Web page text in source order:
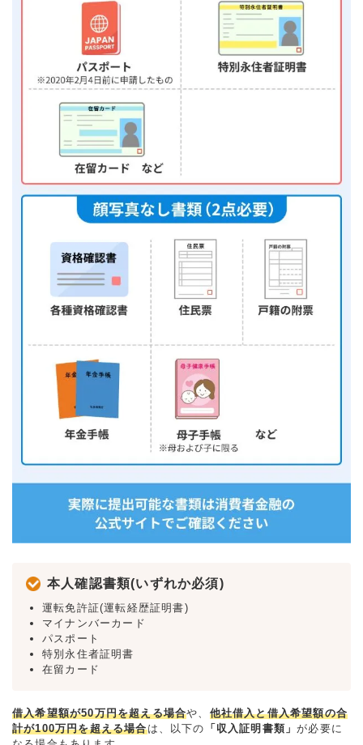
本人確認書類(いずれか必須)
運転免許証(運転経歴証明書)
マイナンバーカード
パスポート
特別永住者証明書
在留カード
借入希望額が50万円を超える場合や、 他社借入と借入希望額の合
計が100万円を超える場合は、以下の 「収入証明書類」が必要に